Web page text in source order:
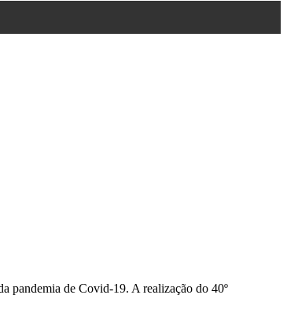
pandemia de Covid-19. A realização do 40º